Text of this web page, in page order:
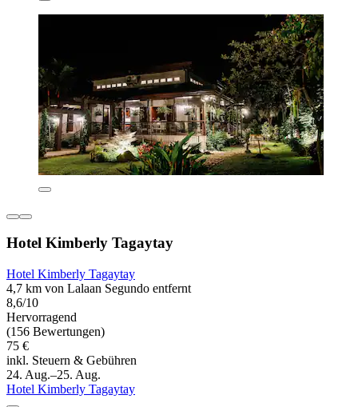
Hotel Kimberly Tagaytay
Hotel Kimberly Tagaytay
4,7 km von Lalaan Segundo entfernt
8,6/10
Hervorragend
(156 Bewertungen)
75 €
inkl. Steuern & Gebühren
24. Aug.–25. Aug.
Hotel Kimberly Tagaytay